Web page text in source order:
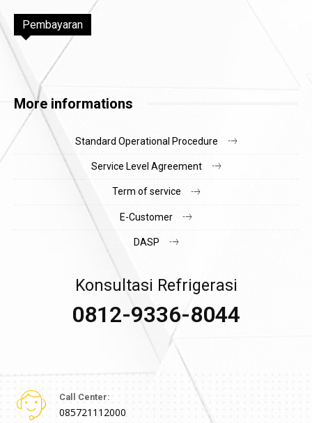
Pembayaran
More informations
Standard Operational Procedure
Service Level Agreement
Term of service
E-Customer
DASP
Konsultasi Refrigerasi
0812-9336-8044
Call Center:
085721112000